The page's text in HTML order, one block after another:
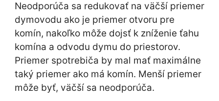
Neodporúča sa redukovať na väčší priemer
dymovodu ako je priemer otvoru pre
komín, nakoľko môže dojsť k zníženie ťahu
komína a odvodu dymu do priestorov.
Priemer spotrebiča by mal mať maximálne
taký priemer ako má komín. Menší priemer
môže byť, väčší sa neodporúča.